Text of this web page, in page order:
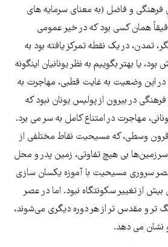
و فاضل (به معناى سرمایه هاى
همان کسى بود که در خیر عمومى
تمدن، در یک نقطه تمرکز یافته بود به
یا بهتر بگوییم به نظر یونانیان اینگونه
این وضعیت به غایت قطبى، مهاجرت به
در بیرون از پولیس یونان نبود که
مهاجرت در امتناع کامل به سر مى برد.
قرون وسطى، که مسیحیت نقاط مختلفى از
سرزمین‌ها بى هیچ تفاوتى، زمین پدر و محل
سرورى مسیحیت با آموزه یکسان سازى
از تغییر سکونتگاه نبود. اما در عصر
تر و مقدس تر از هر دوره دیگری می‌شوند،
نشان مى دهد.